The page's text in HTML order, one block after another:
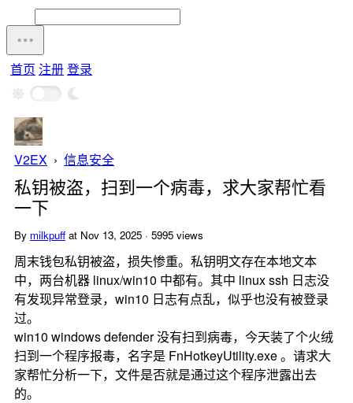
首页 注册登录
V2EX › 信息安全
私钥被盗，扫到一个病毒，求大家帮忙看
一下
By milkpuff at Nov 13, 2025 · 5995 views
周末钱包私钥被盗，损失惨重。私钥明文存在本地文本
中，两台机器 linux/win10 中都有。其中 linux ssh 日志没
有发现异常登录，win10 日志有点乱，似乎也没有被登录
过。
win10 windows defender 没有扫到病毒，今天装了个火绒
扫到一个程序报毒，名字是 FnHotkeyUtility.exe 。请求大
家帮忙分析一下，文件是否就是通过这个程序泄露出去
的。